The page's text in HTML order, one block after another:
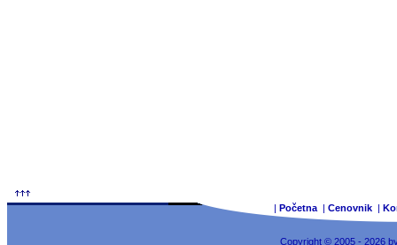
| Početna | Cenovnik |
Copyright © 2005 - 2026